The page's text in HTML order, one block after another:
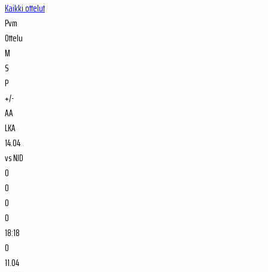
Kaikki ottelut
Pvm
Ottelu
M
S
P
+/-
AA
LKA
14.04
vsNJD
0
0
0
0
18:18
0
11.04